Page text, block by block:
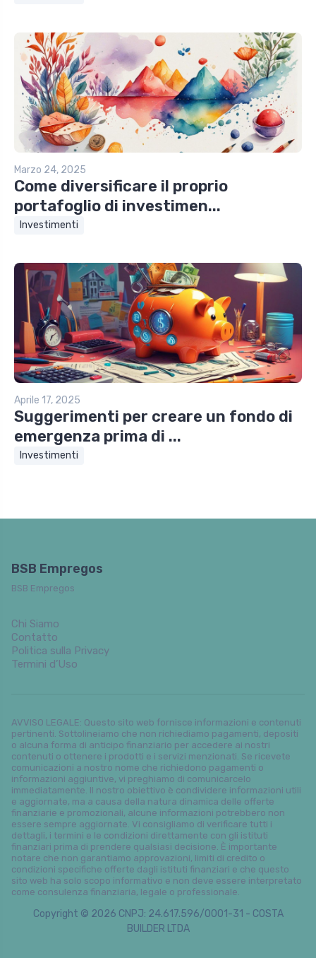
Marzo 24, 2025
Come diversificare il proprio
portafoglio di investimen...
Investimenti
Aprile 17, 2025
Suggerimenti per creare un fondo di
emergenza prima di ...
Investimenti
BSB Empregos
BSB Empregos
Chi Siamo
Contatto
Politica sulla Privacy
Termini d’Uso
AVVISO LEGALE: Questo sito web fornisce informazioni e contenuti
pertinenti. Sottolineiamo che non richiediamo pagamenti, depositi
o alcuna forma di anticipo finanziario per accedere ai nostri
contenuti o ottenere i prodotti e i servizi menzionati. Se ricevete
comunicazioni a nostro nome che richiedono pagamenti o
informazioni aggiuntive, vi preghiamo di comunicarcelo
immediatamente. Il nostro obiettivo è condividere informazioni utili
e aggiornate, ma a causa della natura dinamica delle offerte
finanziarie e promozionali, alcune informazioni potrebbero non
essere sempre aggiornate. Vi consigliamo di verificare tutti i
dettagli, i termini e le condizioni direttamente con gli istituti
finanziari prima di prendere qualsiasi decisione. È importante
notare che non garantiamo approvazioni, limiti di credito o
condizioni specifiche offerte dagli istituti finanziari e che questo
sito web ha solo scopo informativo e non deve essere interpretato
come consulenza finanziaria, legale o professionale.
Copyright © 2026 CNPJ: 24.617.596/0001-31 - COSTA
BUILDER LTDA